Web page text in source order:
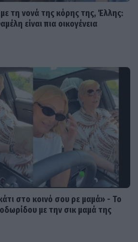
τη νονά της κόρης της, Έλλης:
είναι πια οικογένεια
στο κοινό σου ρε μαμά» - Το
με την σικ μαμά της